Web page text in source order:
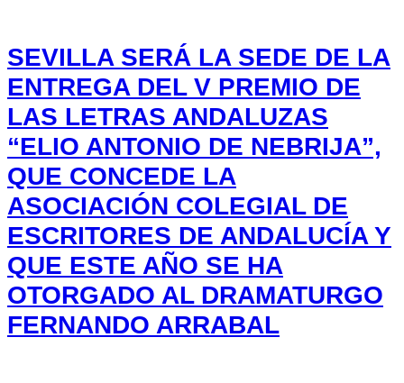
SEVILLA SERÁ LA SEDE DE LA
ENTREGA DEL V PREMIO DE
LAS LETRAS ANDALUZAS
“ELIO ANTONIO DE NEBRIJA”,
QUE CONCEDE LA
ASOCIACIÓN COLEGIAL DE
ESCRITORES DE ANDALUCÍA Y
QUE ESTE AÑO SE HA
OTORGADO AL DRAMATURGO
FERNANDO ARRABAL